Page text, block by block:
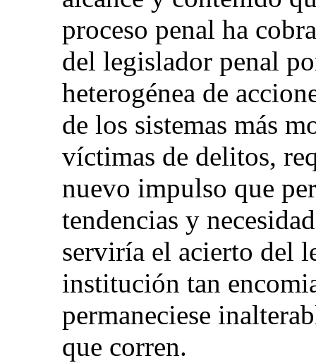
proceso penal ha
del legislador penal
heterogénea de
de los sistemas más
víctimas de delitos,
nuevo impulso que
tendencias y
serviría el acierto del
institución tan
permaneciese
que corren.